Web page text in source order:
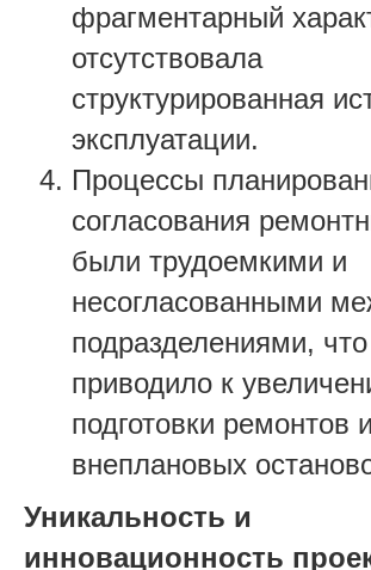
фрагментарный
отсутствовала
структурированная
эксплуатации.
Процессы
согласования
были трудоемкими и
несогласованными
подразделениями, что
приводило к
подготовки ремонтов
внеплановых
Уникальность и
инновационность